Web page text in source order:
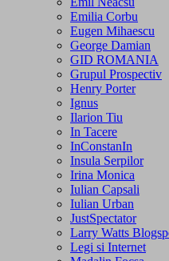
Emilia Corbu
Eugen Mihaescu
George Damian
GID ROMANIA
Grupul Prospectiv
Henry Porter
Ignus
Ilarion Tiu
In Tacere
InConstanIn
Insula Serpilor
Irina Monica
Iulian Capsali
Iulian Urban
JustSpectator
Larry Watts
Legi si Internet